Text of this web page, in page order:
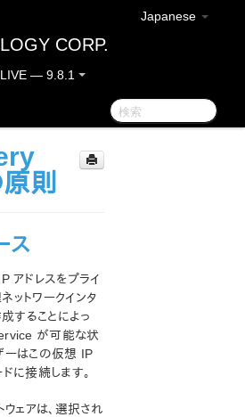
Japanese
CORP.
LIVE — 9.8.1
ネント
ケージ
則
ス
アドレスをプライ
ットワークインタ
することによっ
が可能な状
ーはこの仮想 IP
に接続します。
ェアは、選択され